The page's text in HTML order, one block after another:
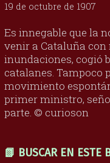
19 de octubre de 1907
Es innegable que la
venir a Cataluña
inundaciones, cogió
catalanes. Tampoco
movimiento
primer ministro,
parte. © curioson
📗 BUSCAR EN ESTE